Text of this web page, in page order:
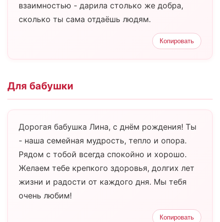
взаимностью - дарила столько же добра,
сколько ты сама отдаёшь людям.
Копировать
Для бабушки
Дорогая бабушка Лина, с днём рождения! Ты
- наша семейная мудрость, тепло и опора.
Рядом с тобой всегда спокойно и хорошо.
Желаем тебе крепкого здоровья, долгих лет
жизни и радости от каждого дня. Мы тебя
очень любим!
Копировать